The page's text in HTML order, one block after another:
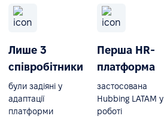
Лише 3
співробітники
були задіяні у
адаптації
платформи
Перша HR-
платформа
застосована
Hubbing LATAM у
роботі